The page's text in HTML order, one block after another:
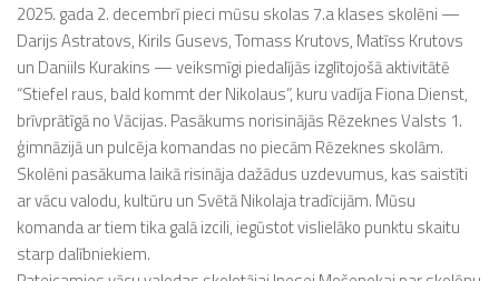
2025. gada 2. decembrī pieci mūsu skolas 7.a klases skolēni —
Darijs Astratovs, Kirils Gusevs, Tomass Krutovs, Matīss Krutovs
un Daniils Kurakins — veiksmīgi piedalījās izglītojošā aktivitātē
“Stiefel raus, bald kommt der Nikolaus”, kuru vadīja Fiona Dienst,
brīvprātīgā no Vācijas. Pasākums norisinājās Rēzeknes Valsts 1.
ģimnāzijā un pulcēja komandas no piecām Rēzeknes skolām.
Skolēni pasākuma laikā risināja dažādus uzdevumus, kas saistīti
ar vācu valodu, kultūru un Svētā Nikolaja tradīcijām. Mūsu
komanda ar tiem tika galā izcili, iegūstot vislielāko punktu skaitu
starp dalībniekiem.